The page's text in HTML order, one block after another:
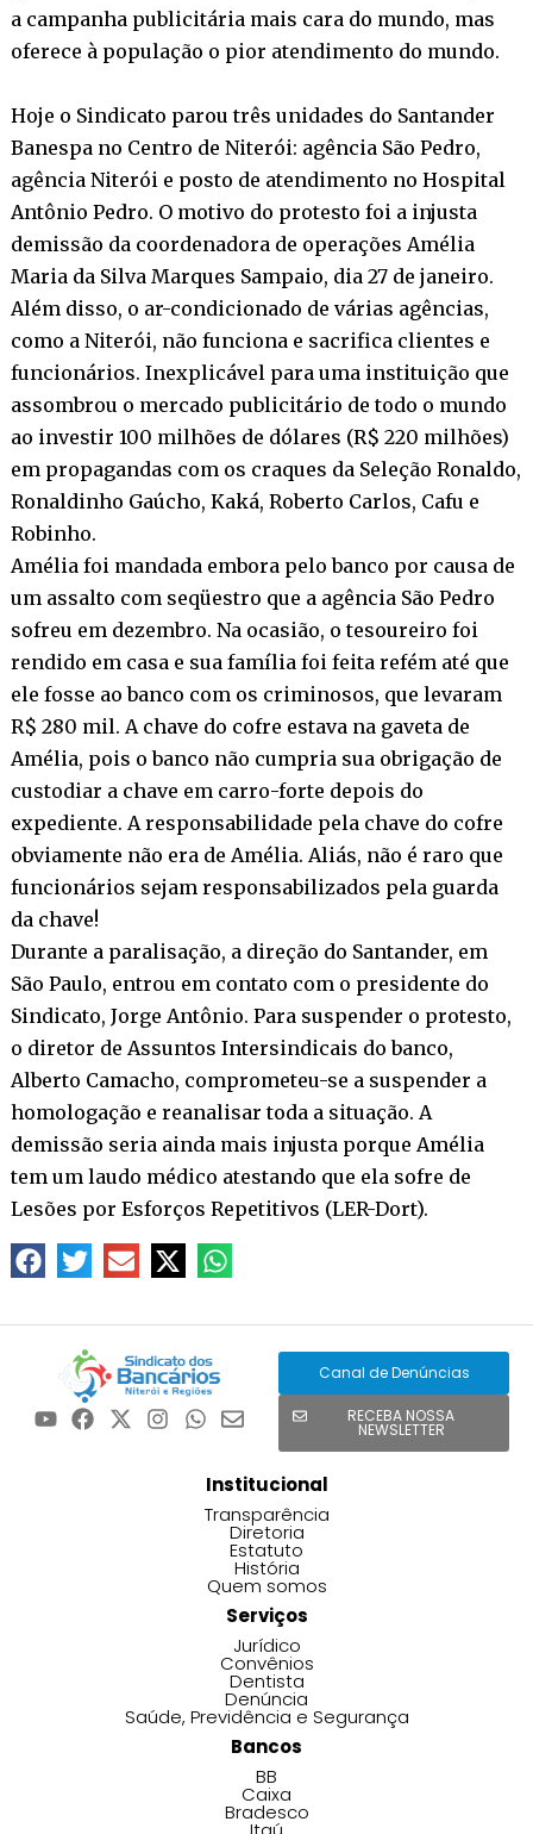
a campanha publicitária mais cara do mundo, mas
oferece à população o pior atendimento do mundo.
Hoje o Sindicato parou três unidades do Santander
Banespa no Centro de Niterói: agência São Pedro,
agência Niterói e posto de atendimento no Hospital
Antônio Pedro. O motivo do protesto foi a injusta
demissão da coordenadora de operações Amélia
Maria da Silva Marques Sampaio, dia 27 de janeiro.
Além disso, o ar-condicionado de várias agências,
como a Niterói, não funciona e sacrifica clientes e
funcionários. Inexplicável para uma instituição que
assombrou o mercado publicitário de todo o mundo
ao investir 100 milhões de dólares (R$ 220 milhões)
em propagandas com os craques da Seleção Ronaldo,
Ronaldinho Gaúcho, Kaká, Roberto Carlos, Cafu e
Robinho.
Amélia foi mandada embora pelo banco por causa de
um assalto com seqüestro que a agência São Pedro
sofreu em dezembro. Na ocasião, o tesoureiro foi
rendido em casa e sua família foi feita refém até que
ele fosse ao banco com os criminosos, que levaram
R$ 280 mil. A chave do cofre estava na gaveta de
Amélia, pois o banco não cumpria sua obrigação de
custodiar a chave em carro-forte depois do
expediente. A responsabilidade pela chave do cofre
obviamente não era de Amélia. Aliás, não é raro que
funcionários sejam responsabilizados pela guarda
da chave!
Durante a paralisação, a direção do Santander, em
São Paulo, entrou em contato com o presidente do
Sindicato, Jorge Antônio. Para suspender o protesto,
o diretor de Assuntos Intersindicais do banco,
Alberto Camacho, comprometeu-se a suspender a
homologação e reanalisar toda a situação. A
demissão seria ainda mais injusta porque Amélia
tem um laudo médico atestando que ela sofre de
Lesões por Esforços Repetitivos (LER-Dort).
Canal de Denúncias
RECEBA NOSSA
NEWSLETTER
Institucional
Transparência
Diretoria
Estatuto
História
Quem somos
Serviços
Jurídico
Convênios
Dentista
Denúncia
Saúde, Previdência e Segurança
Bancos
BB
Caixa
Bradesco